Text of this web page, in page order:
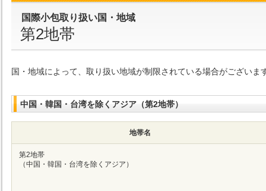
国際小包取り扱い国・地域
第2地帯
国・地域によって、取り扱い地域が制限されている場合がございま
中国・韓国・台湾を除くアジア（第2地帯）
地帯名
第2地帯
（中国・韓国・台湾を除くアジア）